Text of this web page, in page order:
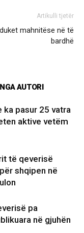
Artikulli tjetër
mahnitëse në të
bardhë
AUTORI
ka pasur 25 vatra
aktive vetëm
të qeverisë
shqipen në
pa
në gjuhën